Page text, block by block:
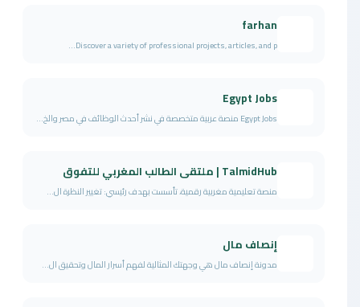
farhan
Discover a variety of professional projects, articles, and p...
Egypt Jobs
Egypt Jobs منصة عربية متخصصة في نشر أحدث الوظائف في مصر والخ...
TalmidHub | ملتقى الطالب المغربي للتفوق
منصة تعليمية مغربية رقمية، تأسست بهدف رئيسي: تغيير النظرة ال...
إنصاف مال
مدونة إنصاف مال هي وجهتك المثالية لفهم أسرار المال وتحقيق ال...